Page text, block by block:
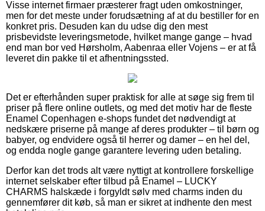
Visse internet firmaer præsterer fragt uden omkostninger,
men for det meste under forudsætning af at du bestiller for en
konkret pris. Desuden kan du udse dig den mest
prisbevidste leveringsmetode, hvilket mange gange – hvad
end man bor ved Hørsholm, Aabenraa eller Vojens – er at få
leveret din pakke til et afhentningssted.
Det er efterhånden super praktisk for alle at søge sig frem til
priser på flere online outlets, og med det motiv har de fleste
Enamel Copenhagen e-shops fundet det nødvendigt at
nedskære priserne på mange af deres produkter – til børn og
babyer, og endvidere også til herrer og damer – en hel del,
og endda nogle gange garantere levering uden betaling.
Derfor kan det trods alt være nyttigt at kontrollere forskellige
internet selskaber efter tilbud på Enamel – LUCKY
CHARMS halskæde i forgyldt sølv med charms inden du
gennemfører dit køb, så man er sikret at indhente den mest